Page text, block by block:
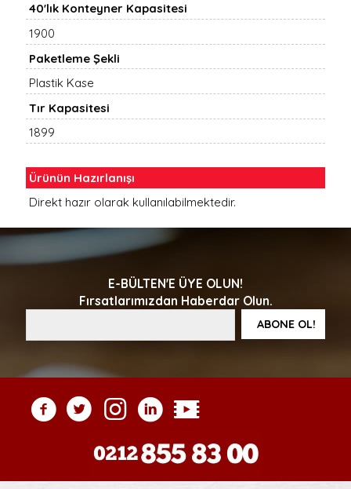
40'lık Konteyner Kapasitesi
1900
Paketleme Şekli
Plastik Kase
Tır Kapasitesi
1899
Ürünün Hazırlanışı
Direkt hazır olarak kullanılabilmektedir.
E-BÜLTEN'E ÜYE OLUN!
Fırsatlarımızdan Haberdar Olun.